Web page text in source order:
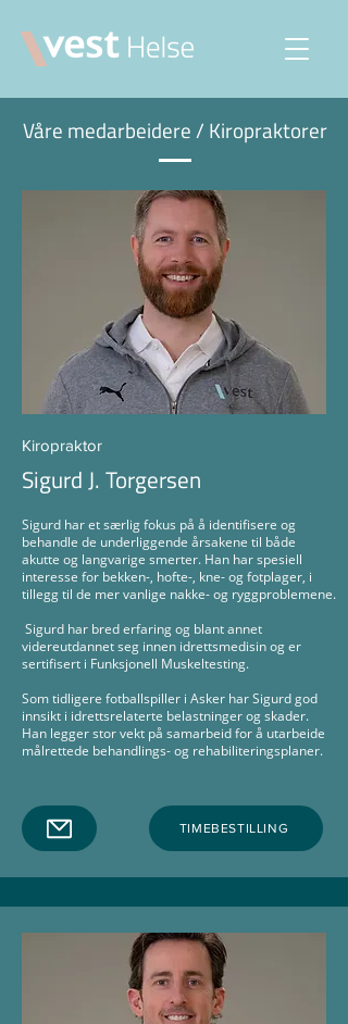
Våre medarbeidere / Kiropraktorer
Kiropraktor
Sigurd J. Torgersen
Sigurd har et særlig fokus på å identifisere og
behandle de underliggende årsakene til både
akutte og langvarige smerter. Han har spesiell
interesse for bekken-, hofte-, kne- og fotplager, i
tillegg til de mer vanlige nakke- og ryggproblemene.
Sigurd har bred erfaring og blant annet
videreutdannet seg innen idrettsmedisin og er
sertifisert i Funksjonell Muskeltesting.
Som tidligere fotballspiller i Asker har Sigurd god
innsikt i idrettsrelaterte belastninger og skader.
Han legger stor vekt på samarbeid for å utarbeide
målrettede behandlings- og rehabiliteringsplaner.
TIMEBESTILLING